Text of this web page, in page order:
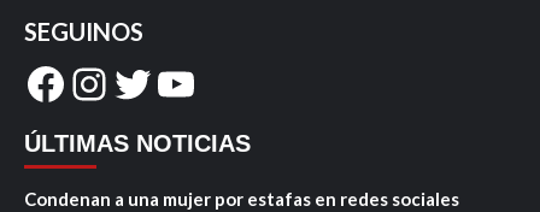
SEGUINOS
Facebook
Instagram
Twitter
YouTube
ÚLTIMAS NOTICIAS
Condenan a una mujer por estafas en redes sociales